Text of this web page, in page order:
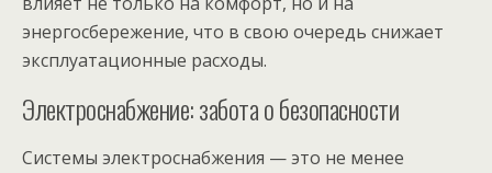
энергосбережение, что в свою очередь снижает
эксплуатационные расходы.
Электроснабжение: забота о безопасности
Системы электроснабжения — это не менее